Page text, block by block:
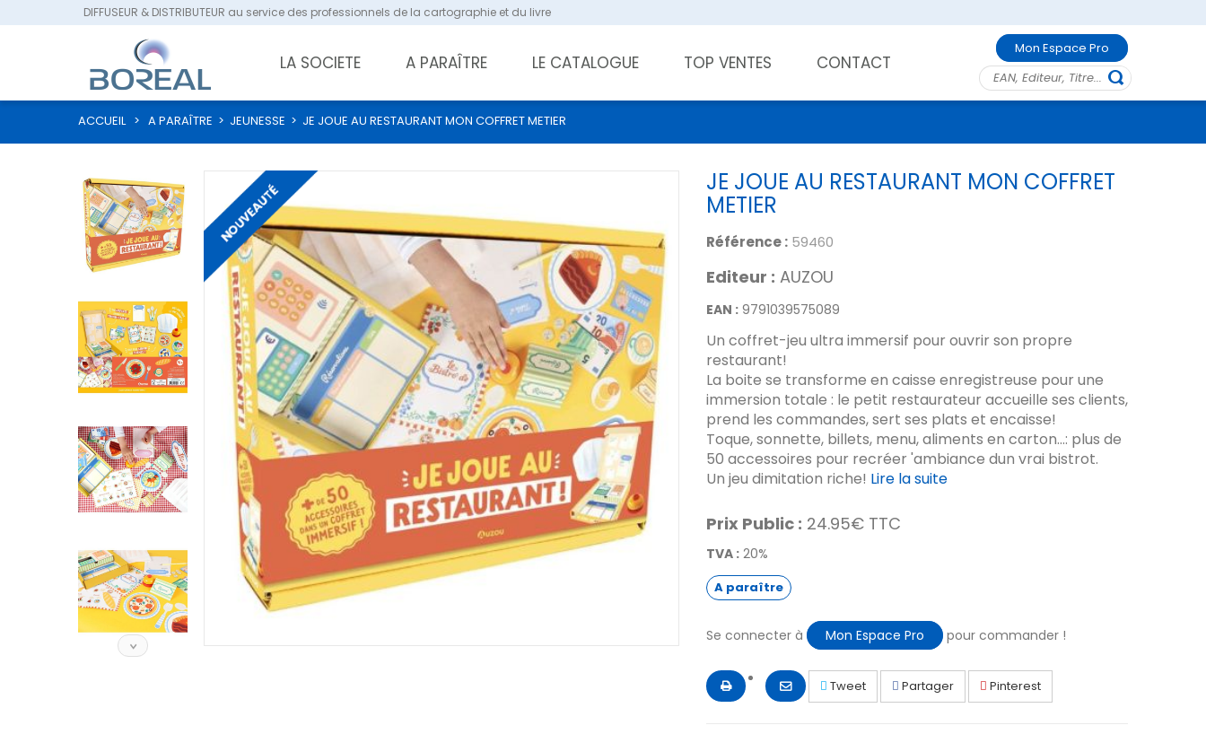
DIFFUSEUR & DISTRIBUTEUR au service des professionnels de la cartographie et du livre
LA SOCIETE A PARAÎTRE LE CATALOGUE TOP VENTES CONTACT
Mon Espace Pro
ACCUEIL > A PARAÎTRE > JEUNESSE > JE JOUE AU RESTAURANT MON COFFRET METIER
JE JOUE AU RESTAURANT MON COFFRET
METIER
Référence : 59460
Editeur : AUZOU
EAN : 9791039575089
Un coffret-jeu ultra immersif pour ouvrir son propre
restaurant!
La boite se transforme en caisse enregistreuse pour une
immersion totale : le petit restaurateur accueille ses clients,
prend les commandes, sert ses plats et encaisse!
Toque, sonnette, billets, menu, aliments en carton...: plus de
50 accessoires pour recréer 'ambiance dun vrai bistrot.
Un jeu dimitation riche! Lire la suite
Prix Public : 24.95€ TTC
TVA : 20%
A paraître
Se connecter à Mon Espace Pro pour commander !
Tweet Partager Pinterest